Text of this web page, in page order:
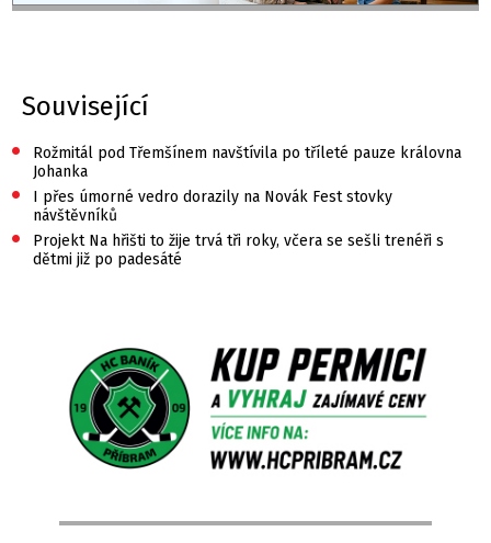
Související
•
Rožmitál pod Třemšínem navštívila po tříleté pauze královna
Johanka
•
I přes úmorné vedro dorazily na Novák Fest stovky
návštěvníků
•
Projekt Na hřišti to žije trvá tři roky, včera se sešli trenéři s
dětmi již po padesáté